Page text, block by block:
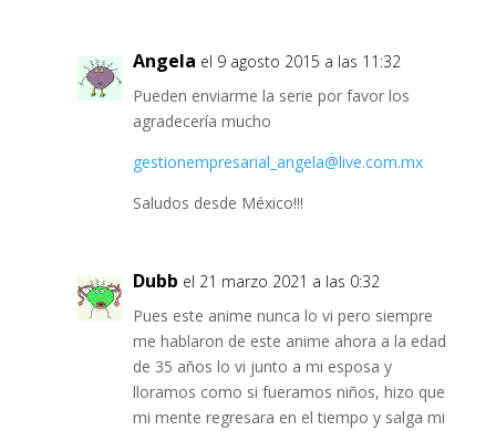
Angela el 9 agosto 2015 a las 11:32
Pueden enviarme la serie por favor los
agradecería mucho
gestionempresarial_angela@live.com.mx
Saludos desde México!!!
Dubb el 21 marzo 2021 a las 0:32
Pues este anime nunca lo vi pero siempre
me hablaron de este anime ahora a la edad
de 35 años lo vi junto a mi esposa y
lloramos como si fueramos niños, hizo que
mi mente regresara en el tiempo y salga mi